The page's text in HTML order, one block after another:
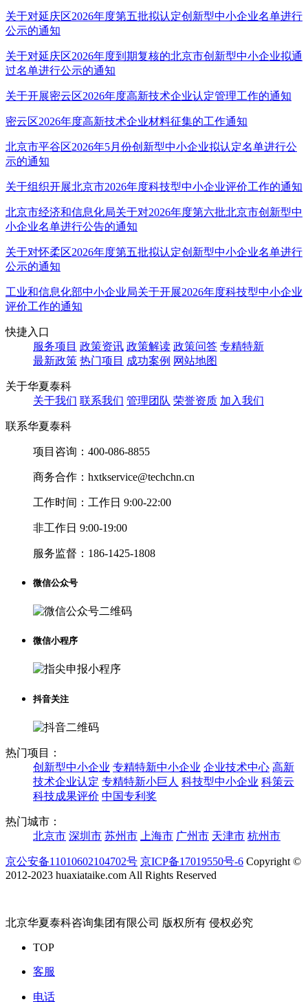
关于对延庆区2026年度第五批拟认定创新型中小企业名单进行
公示的通知
关于对延庆区2026年度到期复核的北京市创新型中小企业拟通
过名单进行公示的通知
关于开展密云区2026年度高新技术企业认定管理工作的通知
密云区2026年度高新技术企业材料征集的工作通知
北京市平谷区2026年5月份创新型中小企业拟认定名单进行公
示的通知
关于组织开展北京市2026年度科技型中小企业评价工作的通知
北京市经济和信息化局关于对2026年度第六批北京市创新型中
小企业名单进行公告的通知
关于对怀柔区2026年度第五批拟认定创新型中小企业名单进行
公示的通知
工业和信息化部中小企业局关于开展2026年度科技型中小企业
评价工作的通知
快捷入口
服务项目 政策资讯 政策解读 政策问答 专精特新
最新政策 热门项目 成功案例 网站地图
关于华夏泰科
关于我们 联系我们 管理团队 荣誉资质 加入我们
联系华夏泰科
项目咨询： 400-086-8855
商务合作： hxtkservice@techchn.cn
工作时间： 工作日 9:00-22:00
非工作日 9:00-19:00
服务监督： 186-1425-1808
微信公众号
微信小程序
抖音关注
热门项目：
创新型中小企业 专精特新中小企业 企业技术中心 高新
技术企业认定 专精特新小巨人 科技型中小企业 科策云
科技成果评价 中国专利奖
热门城市：
北京市 深圳市 苏州市 上海市 广州市 天津市 杭州市
京公安备11010602104702号 京ICP备17019550号-6 Copyright ©
2012-2023 huaxiataike.com All Rights Reserved
北京华夏泰科咨询集团有限公司 版权所有 侵权必究
TOP
客服
电话